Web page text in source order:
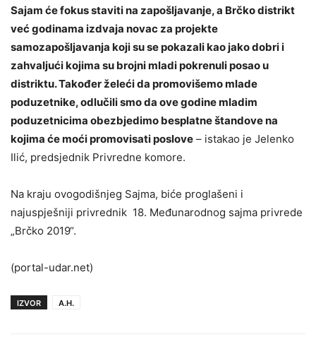
Sajam će fokus staviti na zapošljavanje, a Brčko distrikt
već godinama izdvaja novac za projekte
samozapošljavanja koji su se pokazali kao jako dobri i
zahvaljući kojima su brojni mladi pokrenuli posao u
distriktu. Također želeći da promovišemo mlade
poduzetnike, odlučili smo da ove godine mladim
poduzetnicima obezbjedimo besplatne štandove na
kojima će moći promovisati poslove – istakao je Jelenko
Ilić, predsjednik Privredne komore.
Na kraju ovogodišnjeg Sajma, biće proglašeni i
najuspješniji privrednik 18. Međunarodnog sajma privrede
„Brčko 2019“.
(portal-udar.net)
IZVOR A.H.